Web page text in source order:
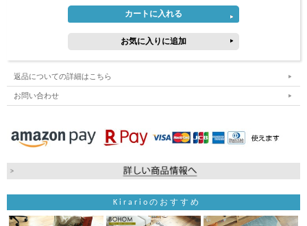
返品についての詳細はこちら
お問い合わせ
Kirarioのおすすめ